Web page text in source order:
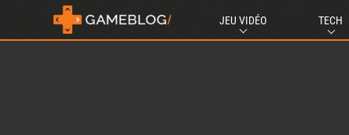
JEU VIDÉO TECH